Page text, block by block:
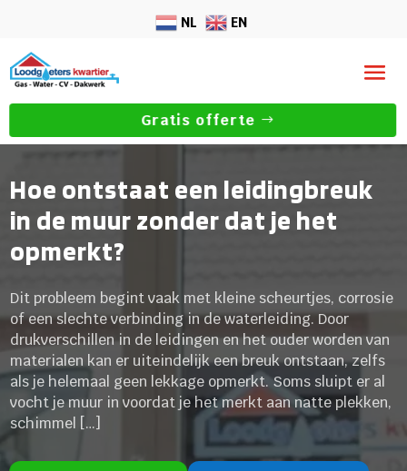
NL EN
Gratis offerte
Hoe ontstaat een leidingbreuk
in de muur zonder dat je het
opmerkt?
Dit probleem begint vaak met kleine scheurtjes, corrosie
of een slechte verbinding in de waterleiding. Door
drukverschillen in de leidingen en het ouder worden van
materialen kan er uiteindelijk een breuk ontstaan, zelfs
als je helemaal geen lekkage opmerkt. Soms sluipt er al
vocht je muur in voordat je het merkt aan natte plekken,
schimmel […]